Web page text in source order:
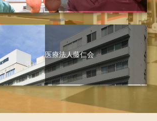
医療法人藤仁会